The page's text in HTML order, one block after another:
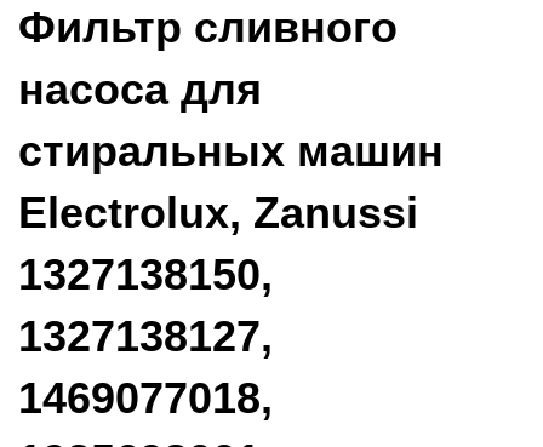
Фильтр сливного
насоса для
стиральных машин
Electrolux, Zanussi
1327138150,
1327138127,
1469077018,